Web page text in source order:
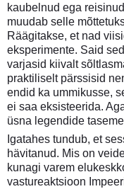
kaubelnud ega
muudab selle
Räägitakse, et nad
eksperimente. Said
varjasid kiivalt
praktiliselt pärssisid
endid ka ummikusse,
ei saa eksisteerida.
üsna legendide
Igatahes tundub, et
hävitanud. Mis on
kunagi varem
vastureaktsioon